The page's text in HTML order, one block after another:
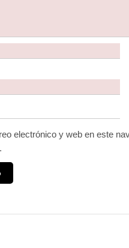
electrónico y web en este